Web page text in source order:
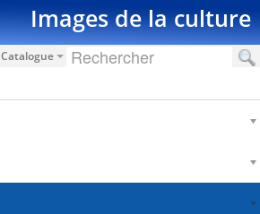
Images de la culture
Catalogue